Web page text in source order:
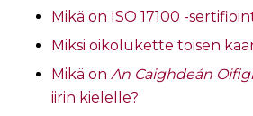
Mikä on ISO 17100 -
Miksi oikolukette toisen
Mikä on An Caighdeán
iirin kielelle?